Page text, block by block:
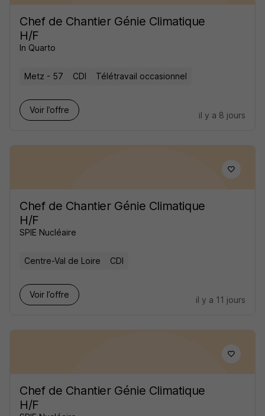
Chef de Chantier Génie Climatique
H/F
In Quarto
Metz - 57 CDI Télétravail occasionnel
Voir l’offre
il y a 8 jours
Chef de Chantier Génie Climatique
H/F
SPIE Nucléaire
Centre-Val de Loire CDI
Voir l’offre
il y a 11 jours
Chef de Chantier Génie Climatique
H/F